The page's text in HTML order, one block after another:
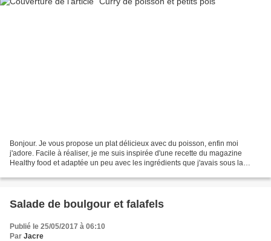
Bonjour. Je vous propose un plat délicieux avec du poisson, enfin moi
j'adore. Facile à réaliser, je me suis inspirée d'une recette du magazine
Healthy food et adaptée un peu avec les ingrédients que j'avais sous la
Salade de boulgour et falafels
Publié le 25/05/2017 à 06:10
Par Jacre